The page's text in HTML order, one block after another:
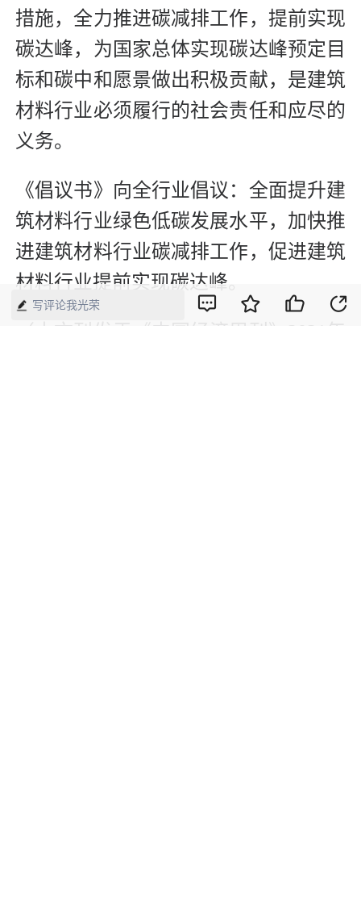
措施，全力推进碳减排工作，提前实现
碳达峰，为国家总体实现碳达峰预定目
标和碳中和愿景做出积极贡献，是建筑
材料行业必须履行的社会责任和应尽的
义务。
《倡议书》向全行业倡议：全面提升建
筑材料行业绿色低碳发展水平，加快推
进建筑材料行业碳减排工作，促进建筑
材料行业提前实现碳达峰。
（本文刊发于《中国经济周刊》2021年
写评论我光荣